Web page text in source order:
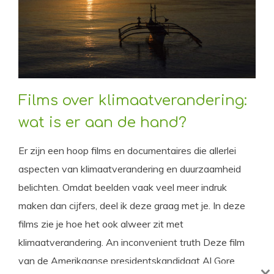
Films over klimaatverandering:
wat is er aan de hand?
Er zijn een hoop films en documentaires die allerlei
aspecten van klimaatverandering en duurzaamheid
belichten. Omdat beelden vaak veel meer indruk
maken dan cijfers, deel ik deze graag met je. In deze
films zie je hoe het ook alweer zit met
klimaatverandering. An inconvenient truth Deze film
van de Amerikaanse presidentskandidaat Al Gore